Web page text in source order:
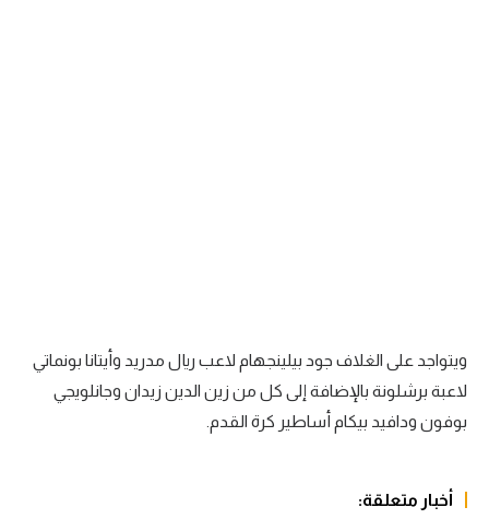
كرة يد
الوطن العربي
ويتواجد على الغلاف جود بيلينجهام لاعب ريال مدريد وأيتانا بونماتي
لاعبة برشلونة بالإضافة إلى كل من زين الدين زيدان وجانلويجي
بوفون ودافيد بيكام أساطير كرة القدم.
أخبار متعلقة: